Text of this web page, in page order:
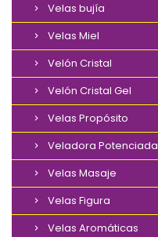
Velas bujía
Velas Miel
Velón Cristal
Velón Cristal Gel
Velas Propósito
Veladora Potenciada
Velas Masaje
Velas Figura
Velas Aromáticas